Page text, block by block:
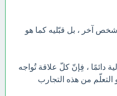
آخر ، بل قبّليه كما هو
دائمًا ، فِإنّ كلّ علاقة تُواجه
من هذه التجارب